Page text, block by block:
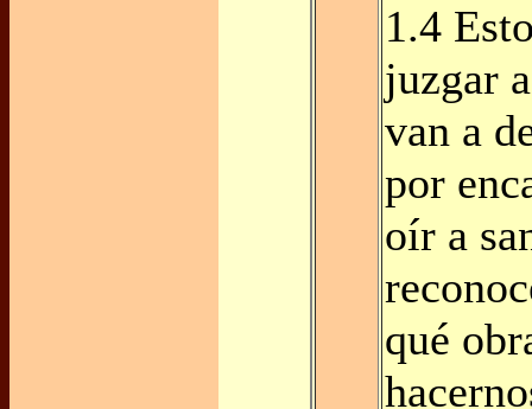
1.4
juzgar
van a
por
oír a
qué